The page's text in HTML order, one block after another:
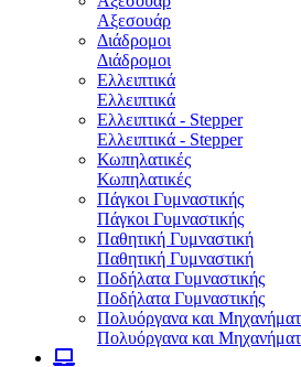
Αξεσουάρ
Διάδρομοι
Διάδρομοι
Ελλειπτικά
Ελλειπτικά
Ελλειπτικά - Stepper
Ελλειπτικά - Stepper
Κωπηλατικές
Κωπηλατικές
Πάγκοι Γυμναστικής
Πάγκοι Γυμναστικής
Παθητική Γυμναστική
Παθητική Γυμναστική
Ποδήλατα Γυμναστικής
Ποδήλατα Γυμναστικής
Πολυόργανα και
Πολυόργανα και